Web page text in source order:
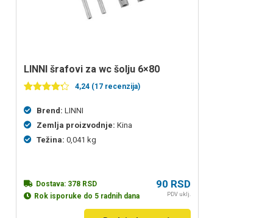
LINNI šrafovi za wc šolju 6×80
4.24od 5
na
osnovu
kupaca
4,24 (17 recenzija)
Brend: LINNI
Zemlja proizvodnje: Kina
Težina: 0,041 kg
Dostava: 378 RSD
Rok isporuke do 5 radnih dana
90 RSD
PDV uklj.